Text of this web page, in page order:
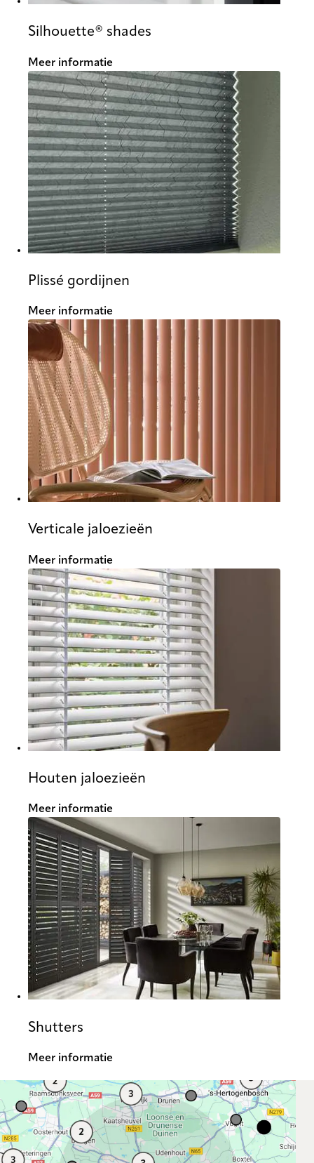
Silhouette® shades
Meer informatie
Plissé gordijnen
Meer informatie
Verticale jaloezieën
Meer informatie
Houten jaloezieën
Meer informatie
Shutters
Meer informatie